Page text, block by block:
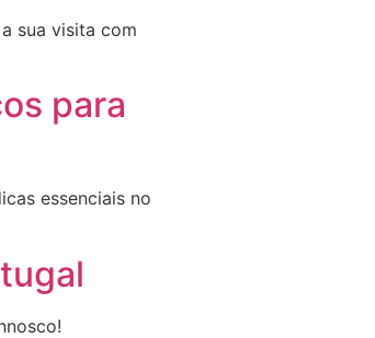
sua visita com
para
essenciais no